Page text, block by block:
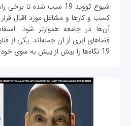
شیوع کووید 19 سبب شده تا
کسب و کارها و مشاغل مورد اقبال قرار
آن‌ها در جامعه هموارتر شود.
فضاهای ابری از آن جمله‌اند. یکی از
19 نگاه‌ها را بیش از پیش به سوی خود...